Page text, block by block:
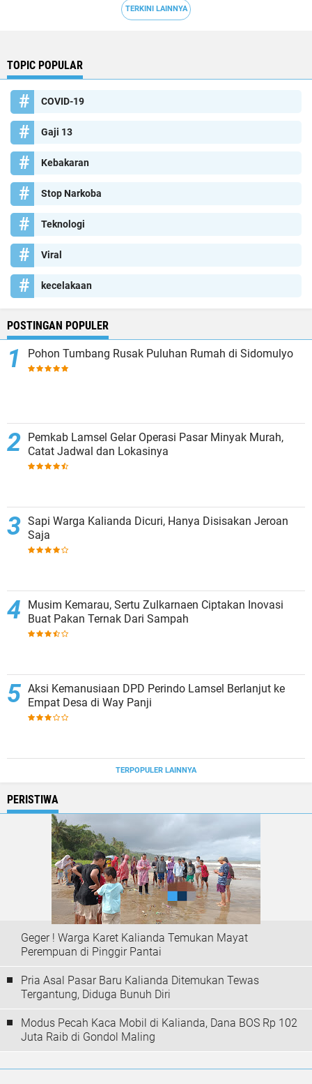
TERKINI LAINNYA
TOPIC POPULAR
COVID-19
Gaji 13
Kebakaran
Stop Narkoba
Teknologi
Viral
kecelakaan
POSTINGAN POPULER
Pohon Tumbang Rusak Puluhan Rumah di Sidomulyo
Pemkab Lamsel Gelar Operasi Pasar Minyak Murah,
Catat Jadwal dan Lokasinya
Sapi Warga Kalianda Dicuri, Hanya Disisakan Jeroan
Saja
Musim Kemarau, Sertu Zulkarnaen Ciptakan Inovasi
Buat Pakan Ternak Dari Sampah
Aksi Kemanusiaan DPD Perindo Lamsel Berlanjut ke
Empat Desa di Way Panji
TERPOPULER LAINNYA
PERISTIWA
Geger ! Warga Karet Kalianda Temukan Mayat
Perempuan di Pinggir Pantai
Pria Asal Pasar Baru Kalianda Ditemukan Tewas
Tergantung, Diduga Bunuh Diri
Modus Pecah Kaca Mobil di Kalianda, Dana BOS Rp 102
Juta Raib di Gondol Maling